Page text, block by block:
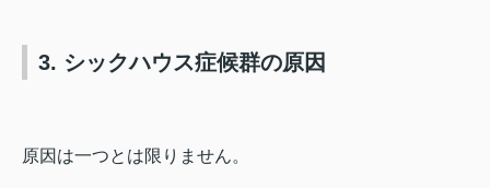
3. シックハウス症候群の原因
原因は一つとは限りません。